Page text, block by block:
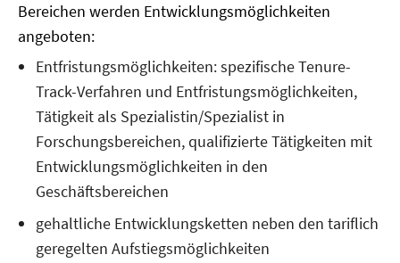
Bereichen werden Entwicklungsmöglichkeiten
angeboten:
Entfristungsmöglichkeiten: spezifische Tenure-
Track-Verfahren und Entfristungsmöglichkeiten,
Tätigkeit als Spezialistin/Spezialist in
Forschungsbereichen, qualifizierte Tätigkeiten mit
Entwicklungsmöglichkeiten in den
Geschäftsbereichen
gehaltliche Entwicklungsketten neben den tariflich
geregelten Aufstiegsmöglichkeiten